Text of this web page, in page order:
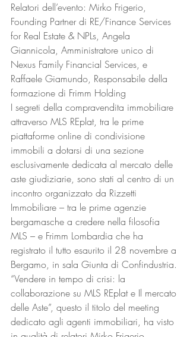
Relatori dell’evento: Mirko Frigerio,
Founding Partner di RE/Finance Services
for Real Estate & NPLs, Angela
Giannicola, Amministratore unico di
Nexus Family Financial Services, e
Raffaele Giamundo, Responsabile della
formazione di Frimm Holding
I segreti della compravendita immobiliare
attraverso MLS REplat, tra le prime
piattaforme online di condivisione
immobili a dotarsi di una sezione
esclusivamente dedicata al mercato delle
aste giudiziarie, sono stati al centro di un
incontro organizzato da Rizzetti
Immobiliare – tra le prime agenzie
bergamasche a credere nella filosofia
MLS – e Frimm Lombardia che ha
registrato il tutto esaurito il 28 novembre a
Bergamo, in sala Giunta di Confindustria.
“Vendere in tempo di crisi: la
collaborazione su MLS REplat e Il mercato
delle Aste”, questo il titolo del meeting
dedicato agli agenti immobiliari, ha visto